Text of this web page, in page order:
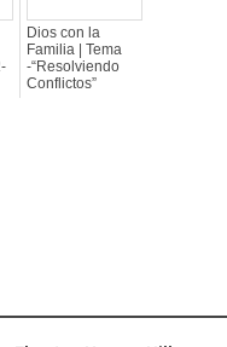
Dios con la
Familia | Tema
-“Resolviendo
Conflictos”